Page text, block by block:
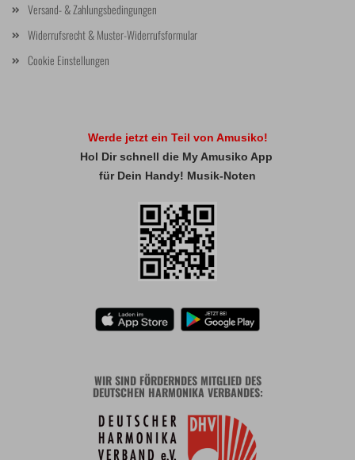
Versand- & Zahlungsbedingungen
Widerrufsrecht & Muster-Widerrufsformular
Cookie Einstellungen
Werde jetzt ein Teil von Amusiko!
Hol Dir schnell die My Amusiko App
für Dein Handy! Musik-Noten
WIR SIND FÖRDERNDES MITGLIED DES
DEUTSCHEN HARMONIKA VERBANDES: